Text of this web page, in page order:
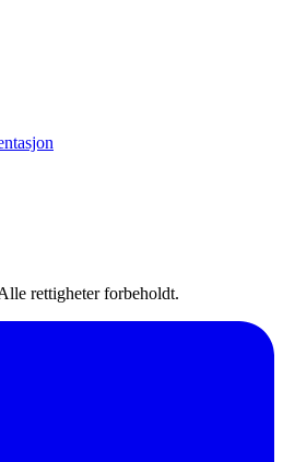
rettigheter forbeholdt.